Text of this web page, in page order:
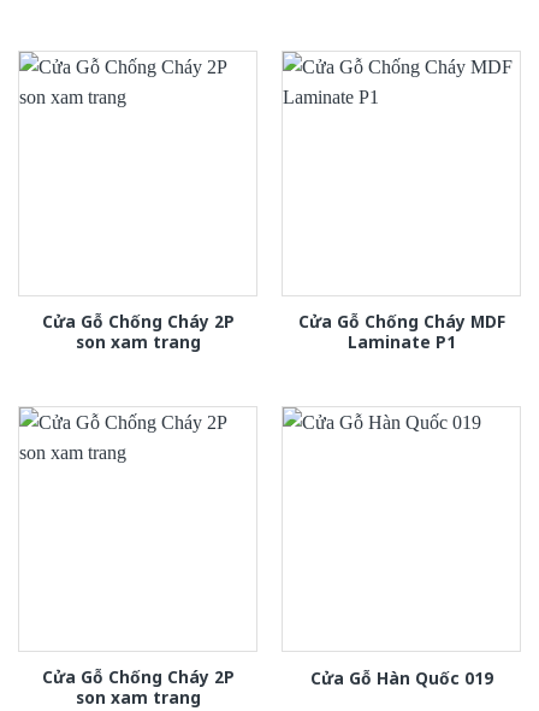
Cửa Gỗ Chống Cháy 2P
son xam trang
Cửa Gỗ Chống Cháy MDF
Laminate P1
Cửa Gỗ Chống Cháy 2P
son xam trang
Cửa Gỗ Hàn Quốc 019